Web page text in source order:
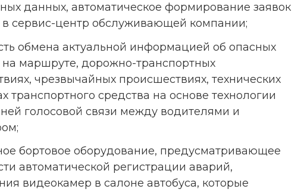
данных, автоматическое формирование заявок
в сервис-центр обслуживающей компании;
обмена актуальной информацией об опасных
на маршруте, дорожно-транспортных
чрезвычайных происшествиях, технических
транспортного средства на основе технологии
голосовой связи между водителями и
бортовое оборудование, предусматривающее
автоматической регистрации аварий,
видеокамер в салоне автобуса, которые